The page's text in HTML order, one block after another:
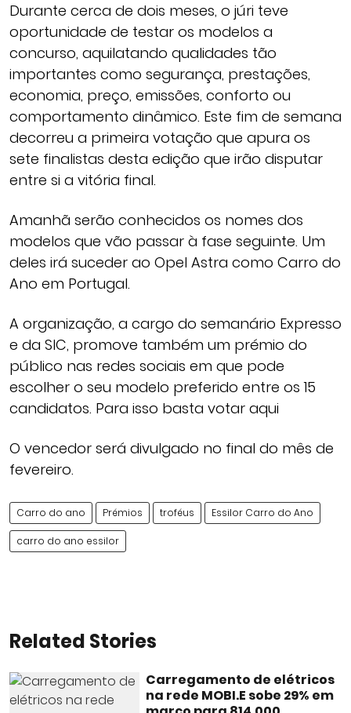
Durante cerca de dois meses, o júri teve
oportunidade de testar os modelos a
concurso, aquilatando qualidades tão
importantes como segurança, prestações,
economia, preço, emissões, conforto ou
comportamento dinâmico. Este fim de semana
decorreu a primeira votação que apura os
sete finalistas desta edição que irão disputar
entre si a vitória final.
Amanhã serão conhecidos os nomes dos
modelos que vão passar à fase seguinte. Um
deles irá suceder ao Opel Astra como Carro do
Ano em Portugal.
A organização, a cargo do semanário Expresso
e da SIC, promove também um prémio do
público nas redes sociais em que pode
escolher o seu modelo preferido entre os 15
candidatos. Para isso basta votar aqui
O vencedor será divulgado no final do mês de
fevereiro.
Carro do ano Prémios troféus Essilor Carro do Ano
carro do ano essilor
Related Stories
Carregamento de elétricos
na rede MOBI.E sobe 29% em